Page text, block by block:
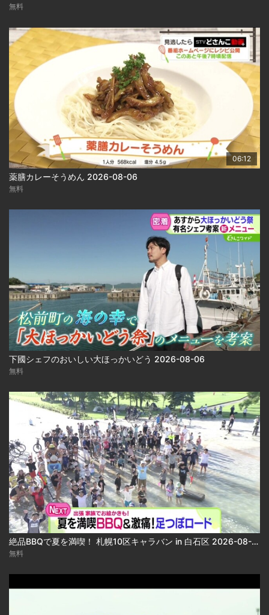
無料
06:12
薬膳カレーそうめん 2026-08-06
無料
下國シェフのおいしい大ほっかいどう 2026-08-06
無料
絶品BBQで夏を満喫！ 札幌10区キャラバン in 白石区 2026-08-06
無料